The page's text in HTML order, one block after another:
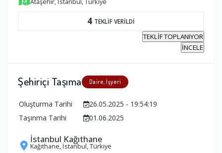
4 TEKLİF VERİLDİ
TEKLİF TOPLANIYOR
İNCELE
Şehiriçi Taşıma Daire, İşyeri
Oluşturma Tarihi
26.05.2025 - 19:54:19
Taşınma Tarihi
01.06.2025
İstanbul Kağıthane
Kağıthane, İstanbul, Türkiye